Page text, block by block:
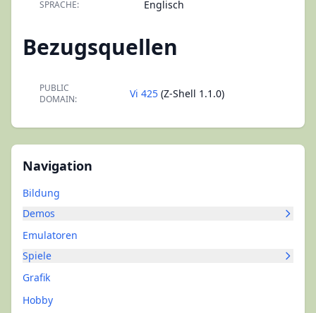
Navigation
Bildung
Demos
Emulatoren
Spiele
Grafik
Hobby
SPRACHE: Englisch
Bezugsquellen
PUBLIC
DOMAIN:
Vi 425 (Z-Shell 1.1.0)